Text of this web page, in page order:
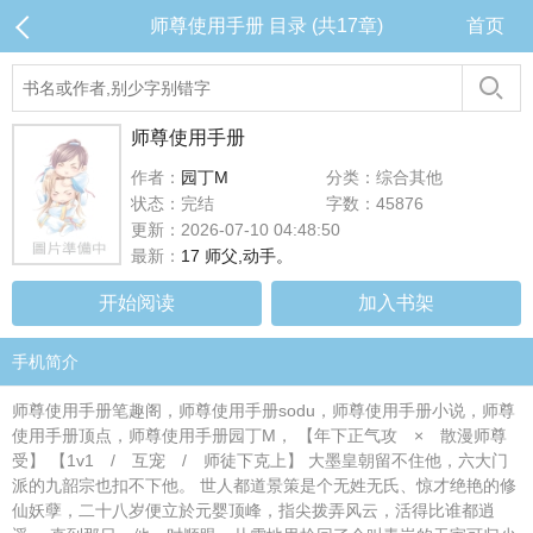
师尊使用手册 目录 (共17章) 首页
师尊使用手册
作者： 园丁M
分类：综合其他
状态：完结
字数：45876
更新：2026-07-10 04:48:50
最新： 17 师父,动手。
开始阅读 加入书架
手机简介
师尊使用手册笔趣阁，师尊使用手册sodu，师尊使用手册小说，师尊
使用手册顶点，师尊使用手册园丁M， 【年下正气攻 × 散漫师尊
受】 【1v1 / 互宠 / 师徒下克上】 大墨皇朝留不住他，六大门
派的九韶宗也扣不下他。 世人都道景策是个无姓无氏、惊才绝艳的修
仙妖孽，二十八岁便立於元婴顶峰，指尖拨弄风云，活得比谁都逍